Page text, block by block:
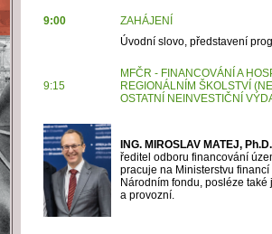
9:00
ZAHÁJENÍ
Úvodní slovo, představení
9:15
MFČR - FINANCOVÁNÍ A
REGIONÁLNÍM ŠKOLSTVÍ
OSTATNÍ NEINVESTIČNÍ
ING. MIROSLAV MATEJ, Ph.D.
ředitel odboru financování
pracuje na Ministerstvu
Národním fondu, posléze
a provozní.